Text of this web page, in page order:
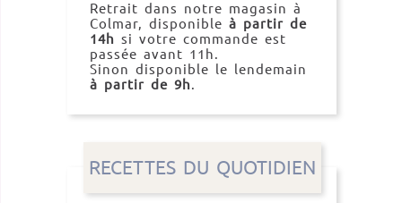
Retrait dans notre magasin à
Colmar, disponible à partir de
14h si votre commande est
passée avant 11h.
Sinon disponible le lendemain
à partir de 9h.
RECETTES DU QUOTIDIEN